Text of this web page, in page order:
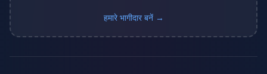
हमारे भागीदार बनें →